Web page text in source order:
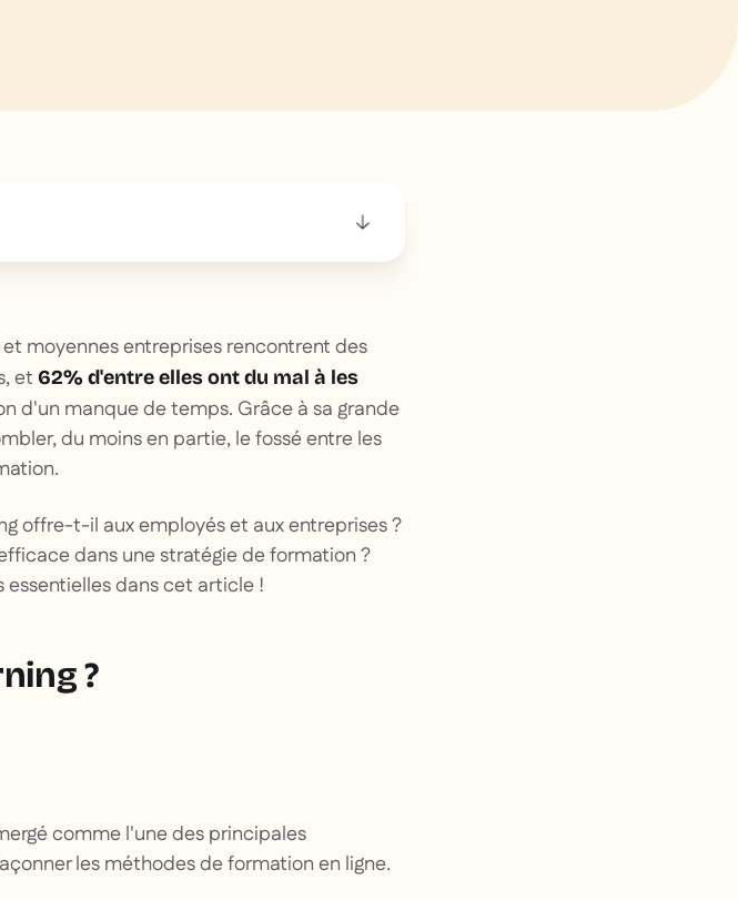
moyennes entreprises rencontrent des
et 62% d'entre elles ont du mal à les
d'un manque de temps. Grâce à sa grande
du moins en partie, le fossé entre les
offre-t-il aux employés et aux entreprises ?
dans une stratégie de formation ?
essentielles dans cet article !
?
comme l'une des principales
les méthodes de formation en ligne.